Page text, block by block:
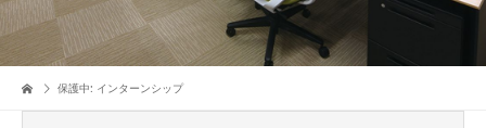
保護中: インターンシップ